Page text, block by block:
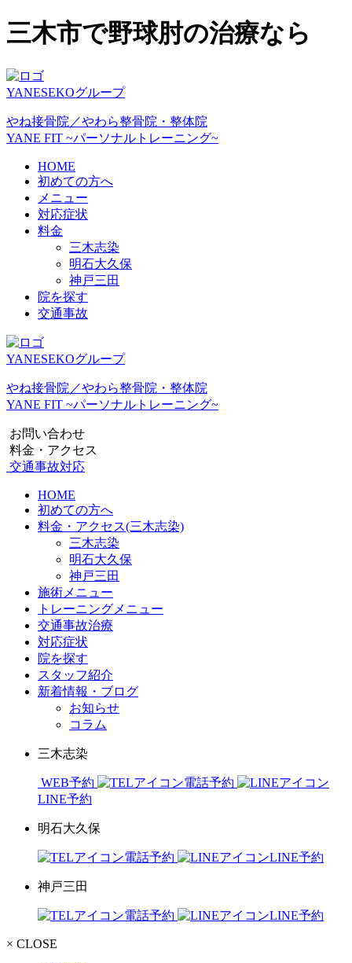
三木市で野球肘の治療なら
YANESEKOグループ
やね接骨院／やわら整骨院・整体院
YANE FIT ~パーソナルトレーニング~
HOME
初めての方へ
メニュー
対応症状
料金
三木志染
明石大久保
神戸三田
院を探す
交通事故
YANESEKOグループ
やね接骨院／やわら整骨院・整体院
YANE FIT ~パーソナルトレーニング~
お問い合わせ
料金・アクセス
交通事故対応
HOME
初めての方へ
料金・アクセス(三木志染)
三木志染
明石大久保
神戸三田
施術メニュー
トレーニングメニュー
交通事故治療
対応症状
院を探す
スタッフ紹介
新着情報・ブログ
お知らせ
コラム
三木志染
WEB予約
電話予約
LINE予約
明石大久保
電話予約 LINE予約
神戸三田
電話予約 LINE予約
× CLOSE